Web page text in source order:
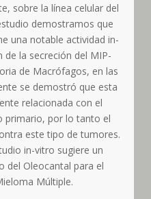
sobre la línea celular del
demostramos que
una notable actividad in-
la secreción del MIP-
de Macrófagos, en las
se demostró que esta
relacionada con el
primario, por lo tanto el
este tipo de tumores.
in-vitro sugiere un
del Oleocantal para el
Múltiple.